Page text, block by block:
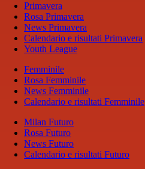
Primavera
Rosa Primavera
News Primavera
Calendario e risultati Primavera
Youth League
Femminile
Rosa Femminile
News Femminile
Calendario e risultati Femminile
Milan Futuro
Rosa Futuro
News Futuro
Calendario e risultati Futuro